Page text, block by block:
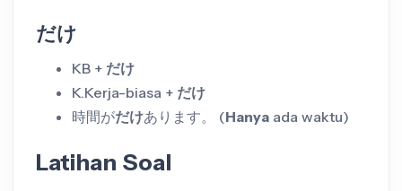
だけ
KB + だけ
K.Kerja-biasa + だけ
時間がだけあります。 (Hanya ada waktu)
Latihan Soal